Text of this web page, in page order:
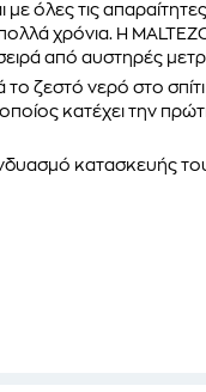
με όλες τις
χρόνια. H
από αυστηρές
ζεστό νερό στο
κατέχει την
κατασκευής